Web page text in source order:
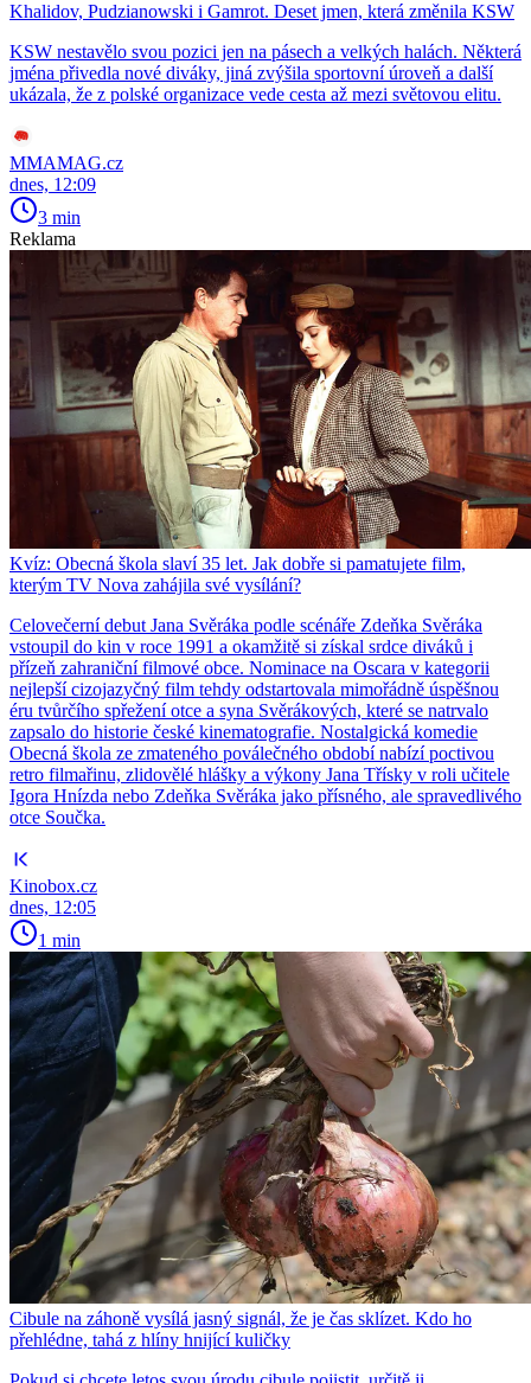
Khalidov, Pudzianowski i Gamrot. Deset jmen, která změnila KSW
KSW nestavělo svou pozici jen na pásech a velkých halách. Některá
jména přivedla nové diváky, jiná zvýšila sportovní úroveň a další
ukázala, že z polské organizace vede cesta až mezi světovou elitu.
MMAMAG.cz
dnes, 12:09
3 min
Reklama
Kvíz: Obecná škola slaví 35 let. Jak dobře si pamatujete film,
kterým TV Nova zahájila své vysílání?
Celovečerní debut Jana Svěráka podle scénáře Zdeňka Svěráka
vstoupil do kin v roce 1991 a okamžitě si získal srdce diváků i
přízeň zahraniční filmové obce. Nominace na Oscara v kategorii
nejlepší cizojazyčný film tehdy odstartovala mimořádně úspěšnou
éru tvůrčího spřežení otce a syna Svěrákových, které se natrvalo
zapsalo do historie české kinematografie. Nostalgická komedie
Obecná škola ze zmateného poválečného období nabízí poctivou
retro filmařinu, zlidovělé hlášky a výkony Jana Třísky v roli učitele
Igora Hnízda nebo Zdeňka Svěráka jako přísného, ale spravedlivého
otce Součka.
Kinobox.cz
dnes, 12:05
1 min
Cibule na záhoně vysílá jasný signál, že je čas sklízet. Kdo ho
přehlédne, tahá z hlíny hnijící kuličky